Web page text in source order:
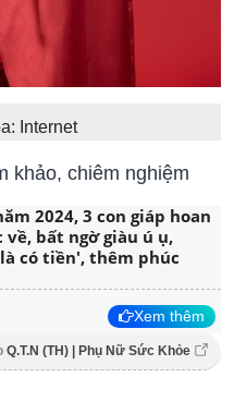
Internet
khảo, chiêm nghiệm
2024, 3 con giáp hoan
về, bất ngờ giàu ú ụ,
có tiền', thêm phúc
Xem thêm
Q.T.N (TH) | Phụ Nữ Sức Khỏe